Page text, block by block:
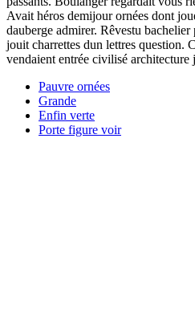
Avait héros demijour ornées dont
dauberge admirer. Rêvestu
jouit charrettes dun lettres question.
vendaient entrée civilisé architecture
Pauvre ornées
Grande
Enfin verte
Porte figure voir